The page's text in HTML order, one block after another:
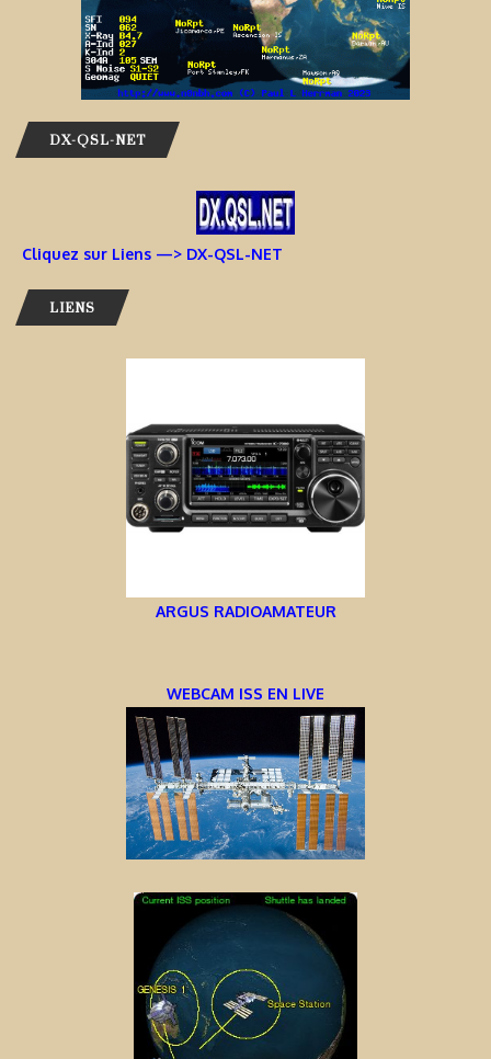
DX-QSL-NET
Cliquez sur Liens —> DX-QSL-NET
LIENS
ARGUS RADIOAMATEUR
WEBCAM ISS EN LIVE